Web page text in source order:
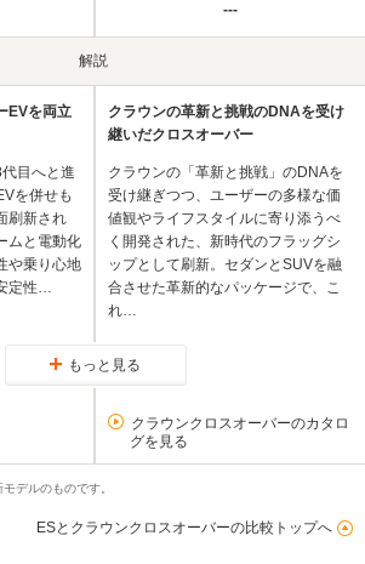
---
解説
EVを両立
目へと進
を併せも
刷新され
ムと電動化
や乗り心地
定性…
クラウンの革新と挑戦のDNAを受け
継いだクロスオーバー
クラウンの「革新と挑戦」のDNAを
受け継ぎつつ、ユーザーの多様な価
値観やライフスタイルに寄り添うべ
く開発された、新時代のフラッグシ
ップとして刷新。セダンとSUVを融
合させた革新的なパッケージで、こ
れ…
もっと見る
クラウンクロスオーバーのカタロ
グを見る
デルのものです。
ESとクラウンクロスオーバーの比較トップへ